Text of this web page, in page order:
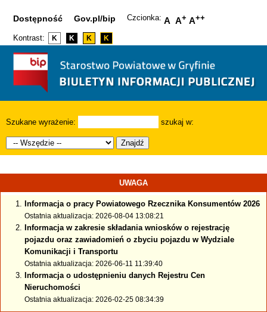
Dostępność Gov.pl/bip Czcionka: A A+ A++
Kontrast: K K K K
Szukane wyrażenie: szukaj w:
Znajdź
UWAGA
Informacja o pracy Powiatowego Rzecznika Konsumentów 2026
Ostatnia aktualizacja: 2026-08-04 13:08:21
Informacja w zakresie składania wniosków o rejestrację
pojazdu oraz zawiadomień o zbyciu pojazdu w Wydziale
Komunikacji i Transportu
Ostatnia aktualizacja: 2026-06-11 11:39:40
Informacja o udostępnieniu danych Rejestru Cen
Nieruchomości
Ostatnia aktualizacja: 2026-02-25 08:34:39